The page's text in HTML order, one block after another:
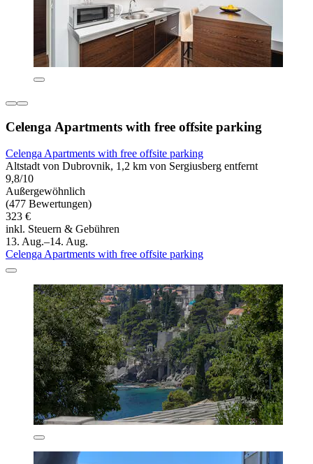
Celenga Apartments with free offsite parking
Celenga Apartments with free offsite parking
Altstadt von Dubrovnik, 1,2 km von Sergiusberg entfernt
9,8/10
Außergewöhnlich
(477 Bewertungen)
323 €
inkl. Steuern & Gebühren
13. Aug.–14. Aug.
Celenga Apartments with free offsite parking